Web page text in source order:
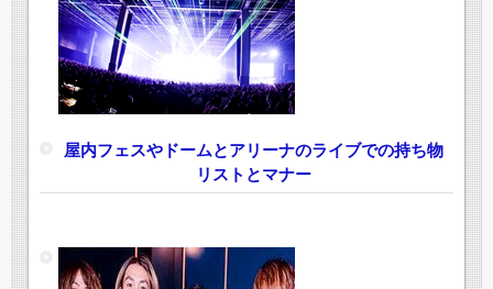
屋内フェスやドームとアリーナのライブでの持ち物
リストとマナー